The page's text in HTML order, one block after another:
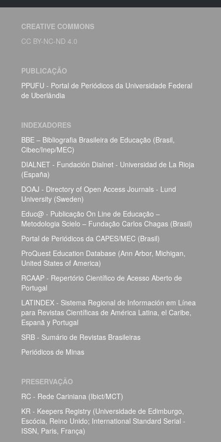
CREATIVE COMMONS
CC BY-NC-ND 4.0
PUBLICAÇÃO
PPUFU - Portal de Periódicos da Universidade Federal
de Uberlândia
INDEXADORES
BBE – Bibliografia Brasileira de Educação (Brasil,
Cibec/Inep/MEC)
DIALNET - Fundación Dialnet - Universidad de La Rioja
(España)
DOAJ - Directory of Open Access Journals - Lund
University (Sweden)
Educ@ - Publicação On Line de Educação –
Metodologia Scielo – Fundação Carlos Chagas (Brasil)
Portal de Periódicos da CAPES/MEC (Brasil)
ProQuest Education Database (Ann Arbor, Michigan,
United States of America)
RCAAP - Repertório Científico de Acesso Aberto de
Portugal
LATINDEX - Sistema Regional de Información em Línea
para Revistas Científicas de América Latina, el Caribe,
Espanã y Portugal
SRB - Sumário de Revistas Brasileiras
Periódicos de Minas
PRESERVAÇÃO
RC - Rede Cariniana (Ibict/MCT)
KR - Keepers Registry (Universidade de Edimburgo,
Escócia, Reino Unido; International Standard Serial -
ISSN, Paris, França)